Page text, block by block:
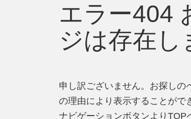
エラー404
ジは存在し
申し訳ございません。お探しの
の理由により表示することがで
ナビゲーションボタンよりTOP